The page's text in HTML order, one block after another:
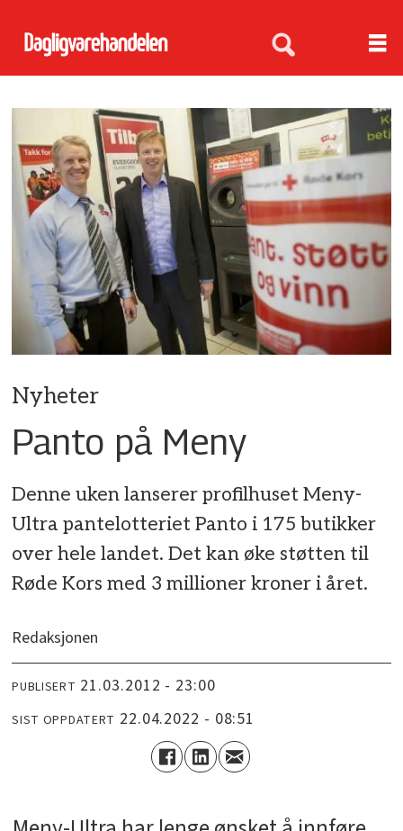
Nyheter
Panto på Meny
Denne uken lanserer profilhuset Meny-
Ultra pantelotteriet Panto i 175 butikker
over hele landet. Det kan øke støtten til
Røde Kors med 3 millioner kroner i året.
Redaksjonen
PUBLISERT 21.03.2012 - 23:00
SIST OPPDATERT 22.04.2022 - 08:51